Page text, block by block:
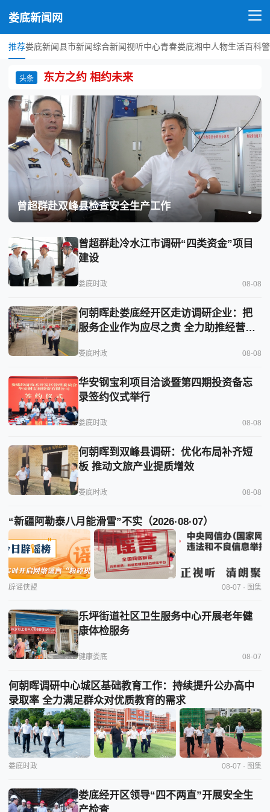
娄底新闻网
推荐娄底新闻县市新闻综合新闻视听中心青春娄底湘中人物生活百科
头条 东方之约 相约未来
曾超群赴双峰县检查安全生产工作
曾超群赴冷水江市调研“四类资金”项目
建设
娄底时政 08-08
何朝晖赴娄底经开区走访调研企业：把
服务企业作为应尽之责 全力助推经营主
娄底时政 08-08
华安钢宝利项目洽谈暨第四期投资备忘
录签约仪式举行
娄底时政 08-08
何朝晖到双峰县调研：优化布局补齐短
板 推动文旅产业提质增效
娄底时政 08-08
“新疆阿勒泰八月能滑雪”不实（2026·08·07）
辟谣侠盟 08-07 · 图集
乐坪街道社区卫生服务中心开展老年健
康体检服务
健康娄底 08-07
何朝晖调研中心城区基础教育工作：持续提升公办高中
录取率 全力满足群众对优质教育的需求
娄底时政 08-07 · 图集
娄底经开区领导“四不两直”开展安全生